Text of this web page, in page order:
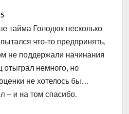
тайма Голодюк несколько
что-то предпринять,
не поддержали начинания
отыграл немного, но
не хотелось бы…
– и на том спасибо.